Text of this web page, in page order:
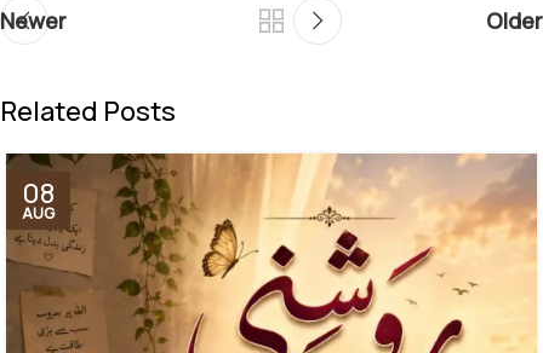
Newer Older
Related Posts
08
AUG